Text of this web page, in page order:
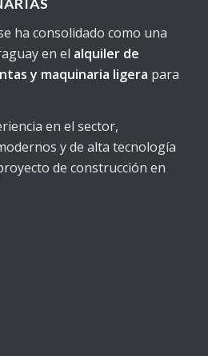
ha consolidado como una
en el alquiler de
y maquinaria ligera para
en el sector,
y de alta tecnología
de construcción en